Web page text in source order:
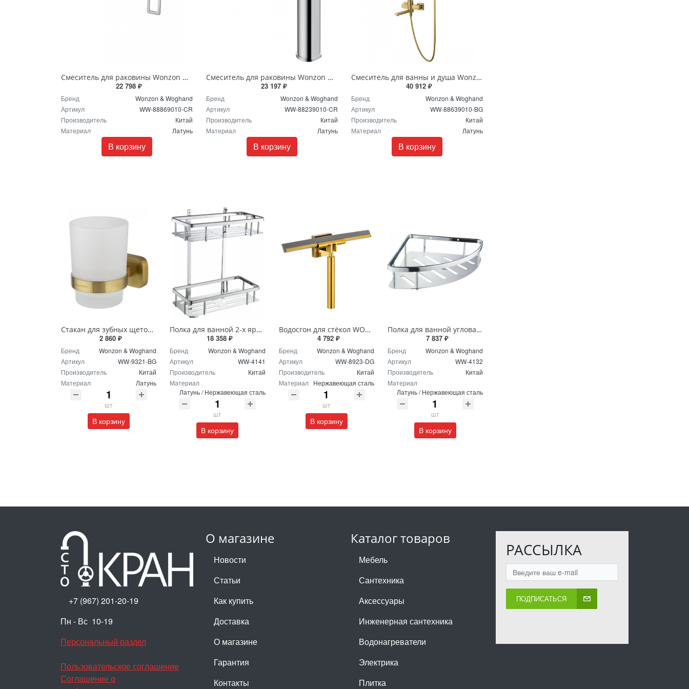
Смеситель для раковины Wonzon & Woghand FRAME WW-88869010-CR хром
22 798 ₽
Бренд
Wonzon & Woghand
Артикул
WW-88869010-CR
Производитель
Китай
Материал
Латунь
В корзину
Смеситель для раковины Wonzon & Woghand FRAME WW-88239010-CR хром
23 197 ₽
Бренд
Wonzon & Woghand
Артикул
WW-88239010-CR
Производитель
Китай
Материал
Латунь
В корзину
Смеситель для ванны и душа Wonzon & Woghand FRAME WW-88639010-BG брашированное золото
40 912 ₽
Бренд
Wonzon & Woghand
Артикул
WW-88639010-BG
Производитель
Китай
Материал
Латунь
В корзину
Стакан для зубных щеток с держателем Wonzon & Woghand GRAFFITY WW-9321-BG брашированное золото
2 860 ₽
Бренд
Wonzon & Woghand
Артикул
WW-9321-BG
Производитель
Китай
Материал
Латунь
шт
В корзину
Полка для ванной 2-х ярусная Wonzon & Woghand WW-4141 хром
18 358 ₽
Бренд
Wonzon & Woghand
Артикул
WW-4141
Производитель
Китай
Материал
Латунь / Нержавеющая сталь
шт
В корзину
Водосгон для стёкол WONZON & WOGHAND WW-8923-DG POLO темное золото
4 792 ₽
Бренд
Wonzon & Woghand
Артикул
WW-8923-DG
Производитель
Китай
Материал
Нержавеющая сталь
шт
В корзину
Полка для ванной угловая Wonzon & Woghand WW-4132 хром
7 837 ₽
Бренд
Wonzon & Woghand
Артикул
WW-4132
Производитель
Китай
Материал
Латунь / Нержавеющая сталь
шт
В корзину
О магазине
Новости
Статьи
Как купить
Доставка
О магазине
Гарантия
Контакты
Каталог товаров
Мебель
Сантехника
Аксессуары
Инженерная сантехника
Водонагреватели
Электрика
Плитка
РАССЫЛКА
ПОДПИСАТЬСЯ
+7 (967) 201-20-19
Пн - Вс 10-19
Персональный раздел
Пользовательское соглашение
Соглашение о